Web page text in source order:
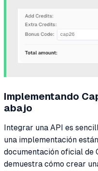
Implementando
abajo
Integrar una API es
una implementación
documentación oficial de
demuestra cómo crear